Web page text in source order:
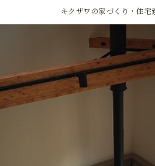
キクザワの家づくり・住宅